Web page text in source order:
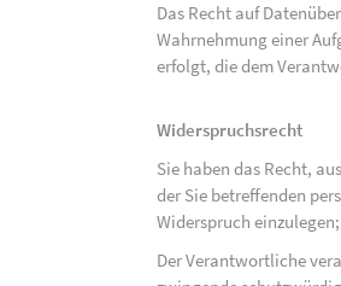
Das Recht auf
Wahrnehmung einer
erfolgt, die dem
Widerspruchsrecht
Sie haben das Recht,
der Sie betreffenden
Widerspruch
Der Verantwortliche